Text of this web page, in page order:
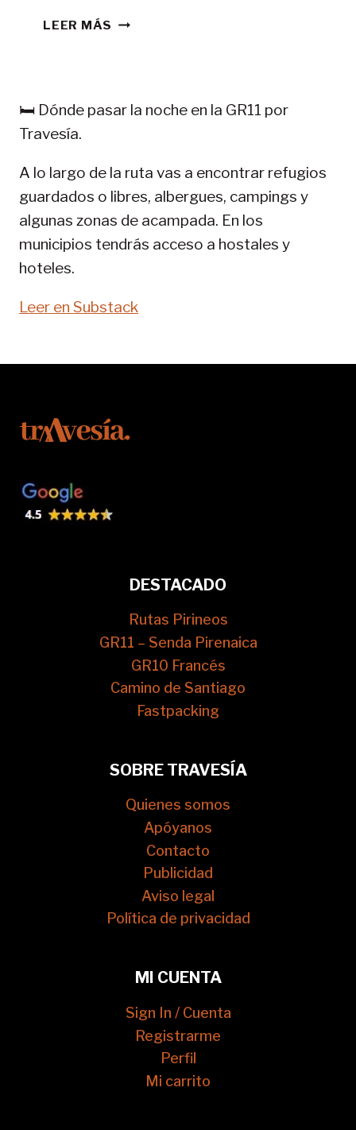
LEER MÁS CONSEJOS
11-
🛏️ Dónde pasar la noche en la GR11 por
Travesía.
A lo largo de la ruta vas a encontrar refugios
guardados o libres, albergues, campings y
algunas zonas de acampada. En los
municipios tendrás acceso a hostales y
hoteles.
Leer en Substack
DESTACADO
Rutas Pirineos
GR11 – Senda Pirenaica
GR10 Francés
Camino de Santiago
Fastpacking
SOBRE TRAVESÍA
Quienes somos
Apóyanos
Contacto
Publicidad
Aviso legal
Política de privacidad
MI CUENTA
Sign In / Cuenta
Registrarme
Perfil
Mi carrito